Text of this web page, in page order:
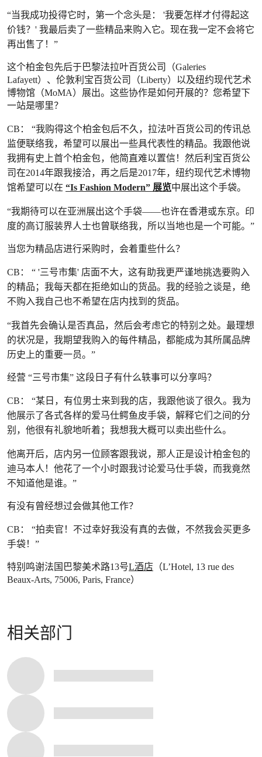
“当我成功投得它时，第一个念头是： '我要怎样才付得起这
价钱？' 我最后卖了一些精品来购入它。现在我一定不会将它
再出售了！”
这个柏金包先后于巴黎法拉叶百货公司（Galeries
Lafayett）、伦敦利宝百货公司（Liberty）以及纽约现代艺术
博物馆（MoMA）展出。这些协作是如何开展的？您希望下
一站是哪里？
CB： “我购得这个柏金包后不久，拉法叶百货公司的传讯总
监便联络我，希望可以展出一些具代表性的精品。我跟他说
我拥有史上首个柏金包，他简直难以置信！然后利宝百货公
司在2014年跟我接洽，再之后是2017年，纽约现代艺术博物
馆希望可以在 “Is Fashion Modern” 展览中展出这个手袋。
“我期待可以在亚洲展出这个手袋——也许在香港或东京。印
度的高订服装界人士也曾联络我，所以当地也是一个可能。”
当您为精品店进行采购时，会着重些什么？
CB： “ '三号市集' 店面不大，这有助我更严谨地挑选要购入
的精品；我每天都在拒绝如山的货品。我的经验之谈是，绝
不购入我自己也不希望在店内找到的货品。
“我首先会确认是否真品，然后会考虑它的特别之处。最理想
的状况是，我期望我购入的每件精品，都能成为其所属品牌
历史上的重要一员。”
经营 “三号市集” 这段日子有什么轶事可以分享吗？
CB： “某日，有位男士来到我的店，我跟他谈了很久。我为
他展示了各式各样的爱马仕鳄鱼皮手袋，解释它们之间的分
别，他很有礼貌地听着；我想我大概可以卖出些什么。
他离开后，店内另一位顾客跟我说，那人正是设计柏金包的
迪马本人！他花了一个小时跟我讨论爱马仕手袋，而我竟然
不知道他是谁。”
有没有曾经想过会做其他工作？
CB： “拍卖官！不过幸好我没有真的去做，不然我会买更多
手袋！”
特别鸣谢法国巴黎美术路13号L酒店 （L’Hotel, 13 rue des
Beaux-Arts, 75006, Paris, France）
相关部门